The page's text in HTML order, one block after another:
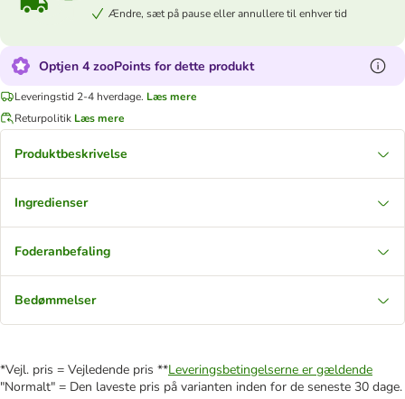
Ændre, sæt på pause eller annullere til enhver tid
Optjen 4 zooPoints for dette produkt
Leveringstid 2-4 hverdage. Læs mere
Returpolitik Læs mere
Produktbeskrivelse
Ingredienser
Foderanbefaling
Bedømmelser
*Vejl. pris = Vejledende pris **Leveringsbetingelserne er gældende
"Normalt" = Den laveste pris på varianten inden for de seneste 30 dage.